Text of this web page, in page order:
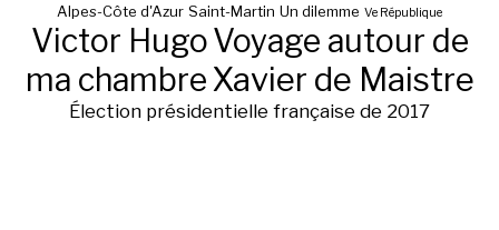
Alpes-Côte d'Azur Saint-Martin Un dilemme Ve République
Victor HugoVoyage autour de
ma chambre Xavier de Maistre
Élection présidentielle française de 2017